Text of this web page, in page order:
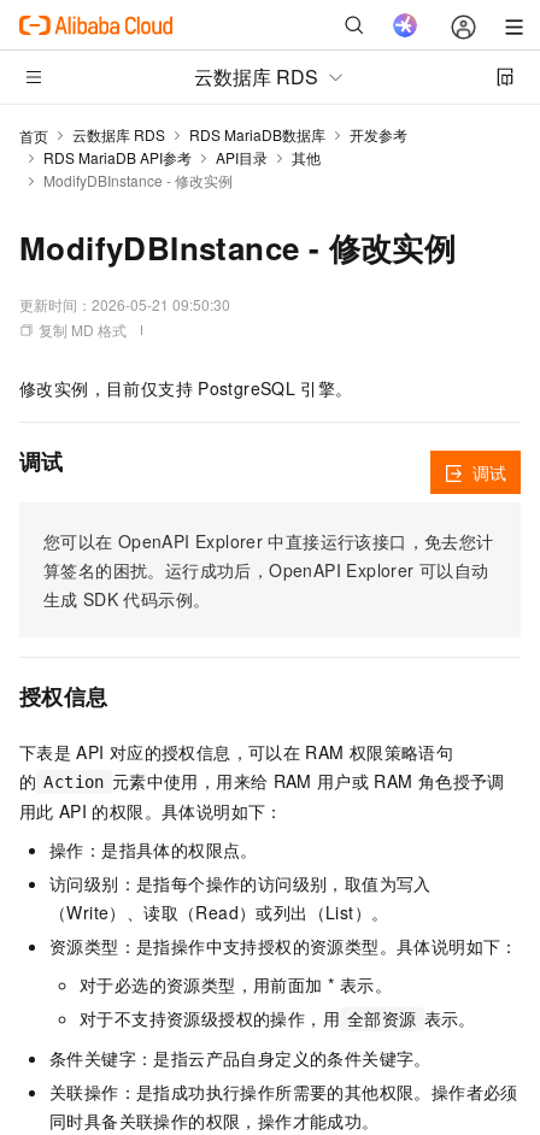
云数据库 RDS
首页 云数据库 RDS RDS MariaDB数据库
开发参考
RDS MariaDB API参考
API目录
其他
ModifyDBInstance - 修改实例
ModifyDBInstance - 修改实例
更新时间： 2026-05-21 09:50:30
复制 MD 格式
修改实例，目前仅支持 PostgreSQL 引擎。
调试
您可以在 OpenAPI Explorer 中直接运行该接口，免去您计
算签名的困扰。运行成功后，OpenAPI Explorer 可以自动
生成 SDK 代码示例。
调试
授权信息
下表是 API 对应的授权信息，可以在 RAM 权限策略语句
的 Action 元素中使用，用来给 RAM 用户或 RAM 角色授予调
用此 API 的权限。具体说明如下：
操作：是指具体的权限点。
访问级别：是指每个操作的访问级别，取值为写入
（Write）、读取（Read）或列出（List）。
资源类型：是指操作中支持授权的资源类型。具体说明如下：
对于必选的资源类型，用前面加 * 表示。
对于不支持资源级授权的操作，用 全部资源 表示。
条件关键字：是指云产品自身定义的条件关键字。
关联操作：是指成功执行操作所需要的其他权限。操作者必须
同时具备关联操作的权限，操作才能成功。